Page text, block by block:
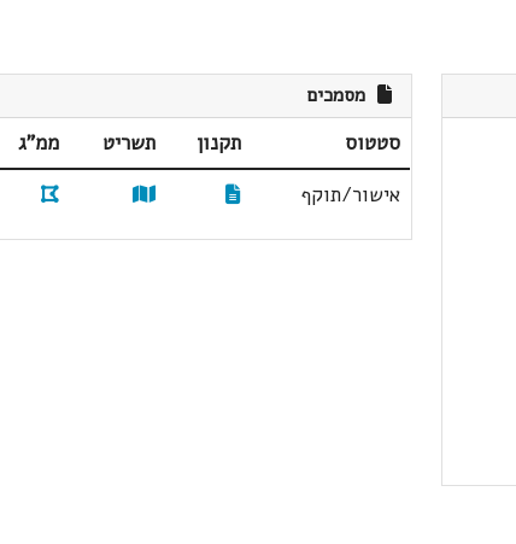
מסמכים
סטטוס תקנון תשריט ממ"ג
אישור/תוקף